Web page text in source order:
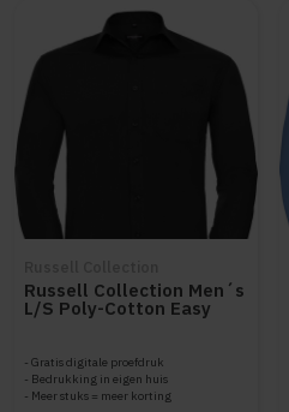
Russell Collection Men´s
L/S Poly-Cotton Easy
Care Poplin Shirt Z934
Gratis digitale proefdruk
Bedrukking in eigen huis
Meer stuks = meer korting